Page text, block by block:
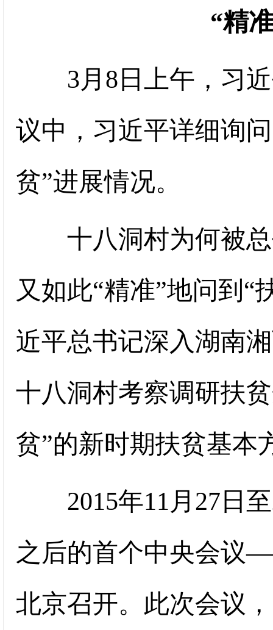
“精
3月8日上午，习近
议中，习近平详细询
贫”进展情况。
十八洞村为何被总
又如此“精准”地问到“
近平总书记深入湖南
十八洞村考察调研扶
贫”的新时期扶贫基本
2015年11月27日至
之后的首个中央会议
北京召开。此次会议